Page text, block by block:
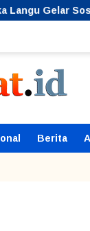
Gelar
Berita